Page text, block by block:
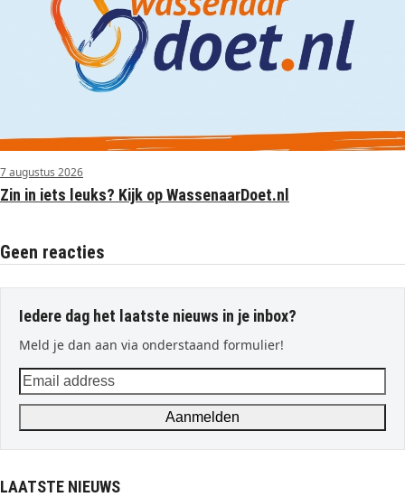
7 augustus 2026
Zin in iets leuks? Kijk op WassenaarDoet.nl
Geen reacties
Iedere dag het laatste nieuws in je inbox?
Meld je dan aan via onderstaand formulier!
Email
address
Aanmelden
LAATSTE NIEUWS